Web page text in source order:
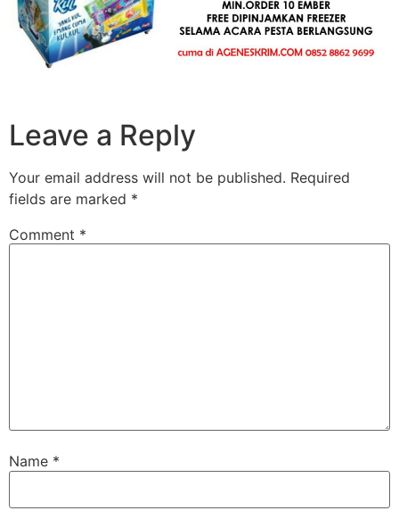
Leave a Reply
Your email address will not be published. Required
fields are marked *
Comment *
Name *